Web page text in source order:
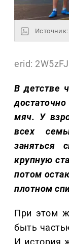
erid:
В детстве
мяч. У
всех
заняться
крупную
потом
плотном
При этом
быть
И история